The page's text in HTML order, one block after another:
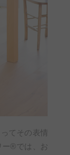
てその表情
ー®では、お